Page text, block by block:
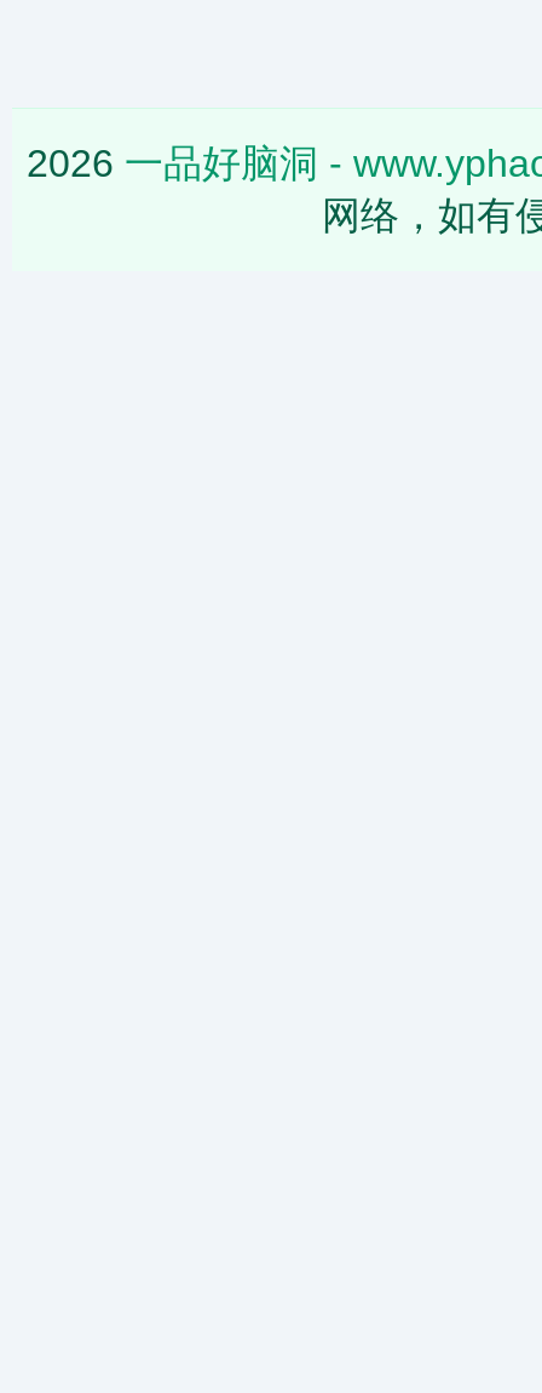
2026 一品好脑洞 -
网络，如有